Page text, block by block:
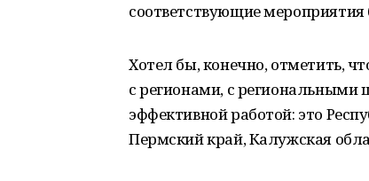
соответствующие
Хотел бы, конечно, отметить,
с регионами, с региональными
эффективной работой: это
Пермский край, Калужская